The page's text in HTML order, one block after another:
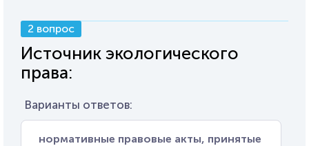
2 вопрос
Источник экологического
права:
Варианты ответов:
нормативные правовые акты, принятые